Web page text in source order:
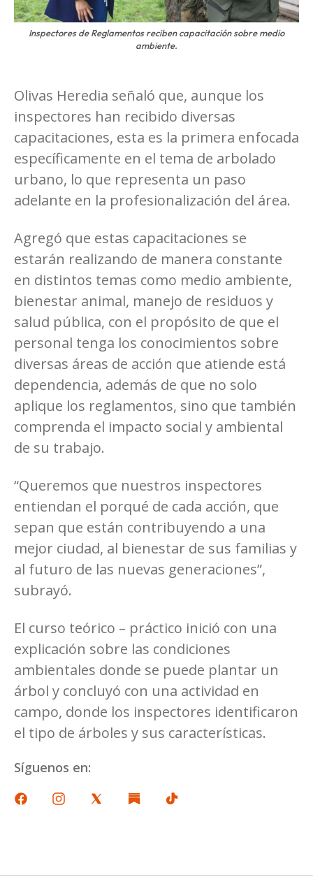
Inspectores de Reglamentos reciben capacitación sobre medio
ambiente.
Olivas Heredia señaló que, aunque los
inspectores han recibido diversas
capacitaciones, esta es la primera enfocada
específicamente en el tema de arbolado
urbano, lo que representa un paso
adelante en la profesionalización del área.
Agregó que estas capacitaciones se
estarán realizando de manera constante
en distintos temas como medio ambiente,
bienestar animal, manejo de residuos y
salud pública, con el propósito de que el
personal tenga los conocimientos sobre
diversas áreas de acción que atiende está
dependencia, además de que no solo
aplique los reglamentos, sino que también
comprenda el impacto social y ambiental
de su trabajo.
“Queremos que nuestros inspectores
entiendan el porqué de cada acción, que
sepan que están contribuyendo a una
mejor ciudad, al bienestar de sus familias y
al futuro de las nuevas generaciones”,
subrayó.
El curso teórico – práctico inició con una
explicación sobre las condiciones
ambientales donde se puede plantar un
árbol y concluyó con una actividad en
campo, donde los inspectores identificaron
el tipo de árboles y sus características.
Síguenos en: